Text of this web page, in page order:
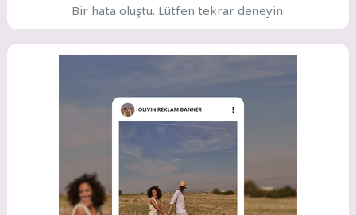
Bir hata oluştu. Lütfen tekrar deneyin.